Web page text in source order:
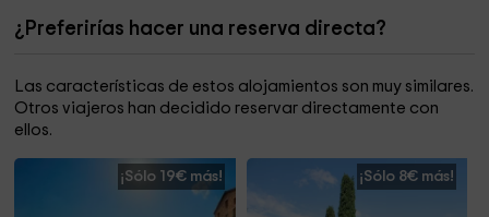
¿Preferirías hacer una reserva directa?
Las características de estos alojamientos son muy similares.
Otros viajeros han decidido reservar directamente con
ellos.
¡Sólo 19€ más! ¡Sólo 8€ más!